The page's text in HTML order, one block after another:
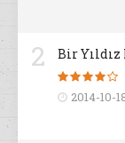
2 Bir Yıldız
2014-10-